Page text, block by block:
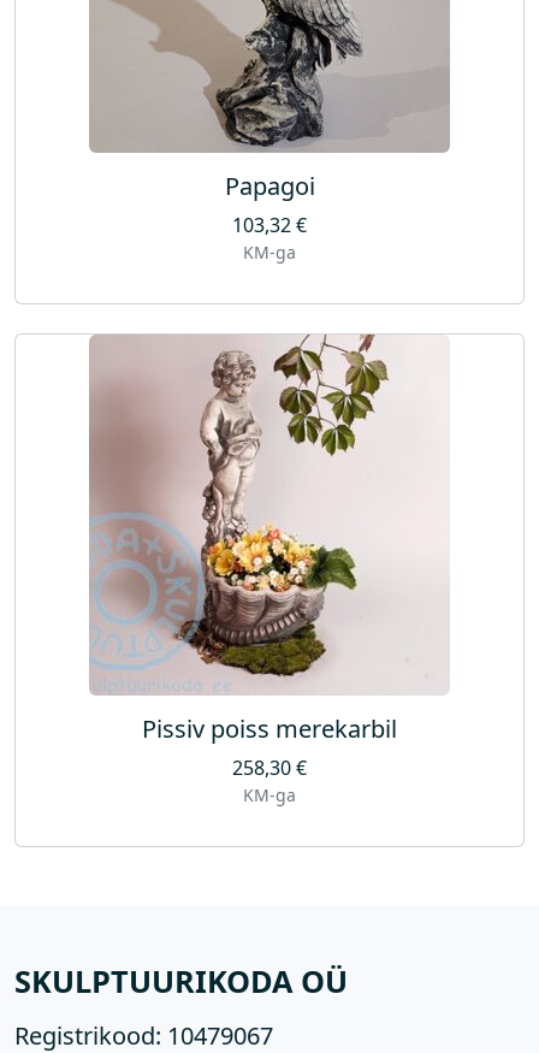
Papagoi
103,32€
KM-ga
Pissiv poiss merekarbil
258,30€
KM-ga
SKULPTUURIKODA OÜ
Registrikood: 10479067